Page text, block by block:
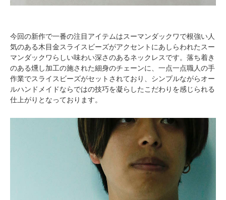
今回の新作で一番の注目アイテムはスーマンダックワで根強い人
気のある木目金スライスビーズがアクセントにあしらわれたスー
マンダックワらしい味わい深さのあるネックレスです。落ち着き
のある燻し加工の施された細身のチェーンに、一点一点職人の手
作業でスライスビーズがセットされており、シンプルながらオー
ルハンドメイドならではの技巧を凝らしたこだわりを感じられる
仕上がりとなっております。